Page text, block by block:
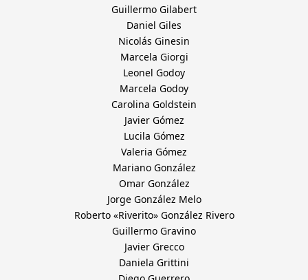
Guillermo Gilabert
Daniel Giles
Nicolás Ginesin
Marcela Giorgi
Leonel Godoy
Marcela Godoy
Carolina Goldstein
Javier Gómez
Lucila Gómez
Valeria Gómez
Mariano González
Omar González
Jorge González Melo
Roberto «Riverito» González Rivero
Guillermo Gravino
Javier Grecco
Daniela Grittini